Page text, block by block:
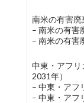
南米の有害廃
– 南米の有害
– 南米の有害
中東・アフリ
2031年）
– 中東・アフ
– 中東・アフ